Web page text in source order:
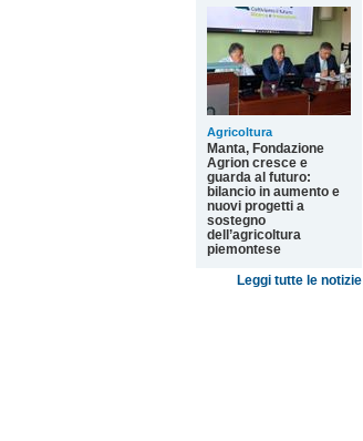
Agricoltura
Manta, Fondazione
Agrion cresce e
guarda al futuro:
bilancio in aumento e
nuovi progetti a
sostegno
dell’agricoltura
piemontese
Leggi tutte le notizie